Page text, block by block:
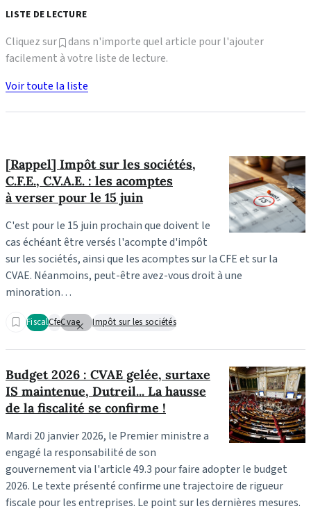
[Rappel] Impôt sur les sociétés,
C.F.E., C.V.A.E. : les acomptes
à verser pour le 15 juin
C'est pour le 15 juin prochain que doivent le
cas échéant être versés l'acompte d'impôt
sur les sociétés, ainsi que les acomptes sur la CFE et sur la
CVAE. Néanmoins, peut-être avez-vous droit à une
minoration…
FiscalCfeCvae Impôt sur les sociétés
Budget 2026 : CVAE gelée, surtaxe
IS maintenue, Dutreil... La hausse
de la fiscalité se confirme !
Mardi 20 janvier 2026, le Premier ministre a
engagé la responsabilité de son
gouvernement via l'article 49.3 pour faire adopter le budget
2026. Le texte présenté confirme une trajectoire de rigueur
fiscale pour les entreprises. Le point sur les dernières mesures.
LISTE DE LECTURE
Cliquez sur
dans n'importe quel article pour l'ajouter
facilement à votre liste de lecture.
Voir toute la liste